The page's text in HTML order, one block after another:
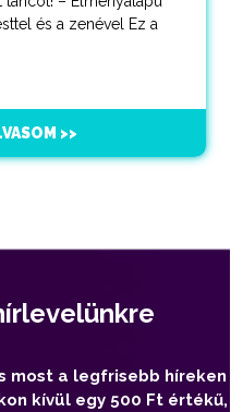
és a zenével Ez a
>>
most a legfrisebb híreken
kívül egy 500 Ft értékű,